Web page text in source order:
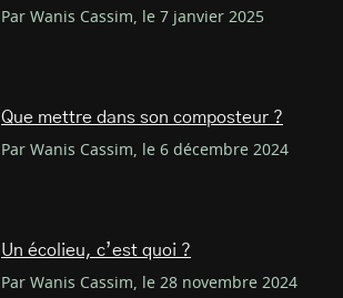
Par Wanis Cassim, le 7 janvier 2025
Que mettre dans son composteur ?
Par Wanis Cassim, le 6 décembre 2024
Un écolieu, c’est quoi ?
Par Wanis Cassim, le 28 novembre 2024